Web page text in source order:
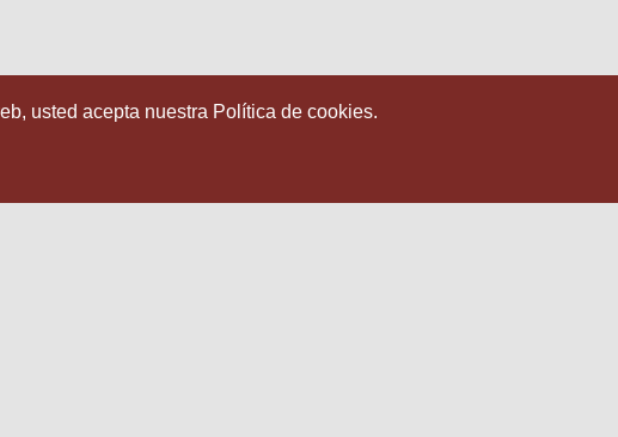
usted acepta nuestra Política de cookies.